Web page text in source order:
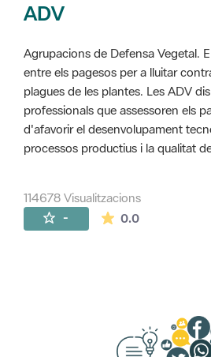
ADV
Agrupacions de Defensa Vegetal.
entre els pagesos per a lluitar
plagues de les plantes. Les ADV
professionals que assessoren els
d'afavorir el desenvolupament
processos productius i la qualitat
114678 Visualitzacions
- 0.0La mitjana